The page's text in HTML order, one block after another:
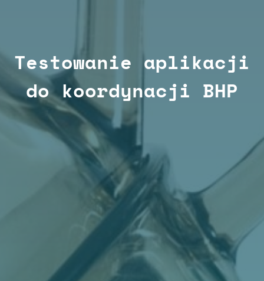
Testowanie aplikacji
do koordynacji BHP